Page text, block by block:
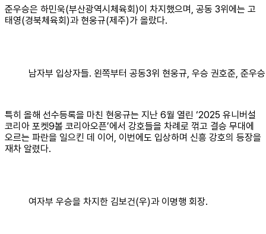
준우승은 하민욱(부산광역시체육회)이 차지했으며, 공동 3위에는 고
태영(경북체육회)과 현웅규(제주)가 올랐다.
남자부 입상자들. 왼쪽부터 공동3위 현웅규, 우승 권호준, 준우
특히 올해 선수등록을 마친 현웅규는 지난 6월 열린 ‘2025 유니버설
코리아 포켓9볼 코리아오픈’에서 강호들을 차례로 꺾고 결승 무대에
오르는 파란을 일으킨 데 이어, 이번에도 입상하며 신흥 강호의 등장을
재차 알렸다.
여자부 우승을 차지한 김보건(우)과 이명행 회장.